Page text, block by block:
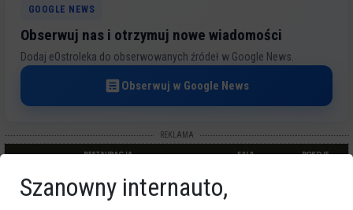
GOOGLE NEWS
Obserwuj nas i otrzymuj nowe wiadomości
Dodaj eOstroleka do obserwowanych źródeł w Google News.
Obserwuj w Google News
REKLAMA
Szanowny internauto,